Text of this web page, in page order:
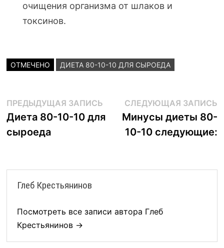
очищения организма от шлаков и
токсинов.
ОТМЕЧЕНО ДИЕТА 80-10-10 ДЛЯ СЫРОЕДА
Навигация
по
записям
ПРЕДЫДУЩАЯ ЗАПИСЬПредыдущая
запись:
Диета 80-10-10 для
сыроеда
СЛЕДУЮЩАЯ ЗАПИСЬ
Минусы диеты 80-
10-10 следующие:
Глеб Крестьянинов
Посмотреть все записи автора Глеб
Крестьянинов →